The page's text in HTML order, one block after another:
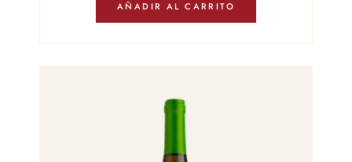
AÑADIR AL CARRITO